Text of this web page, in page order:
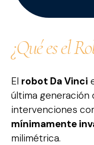
¿Qué es el
El robot Da Vinci
última generación
intervenciones
mínimamente
milimétrica.